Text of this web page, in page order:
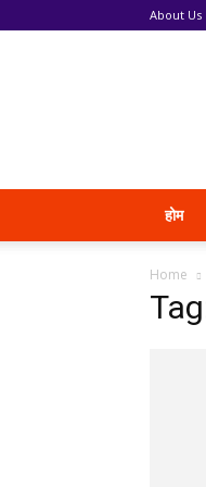
About Us
होम
Home